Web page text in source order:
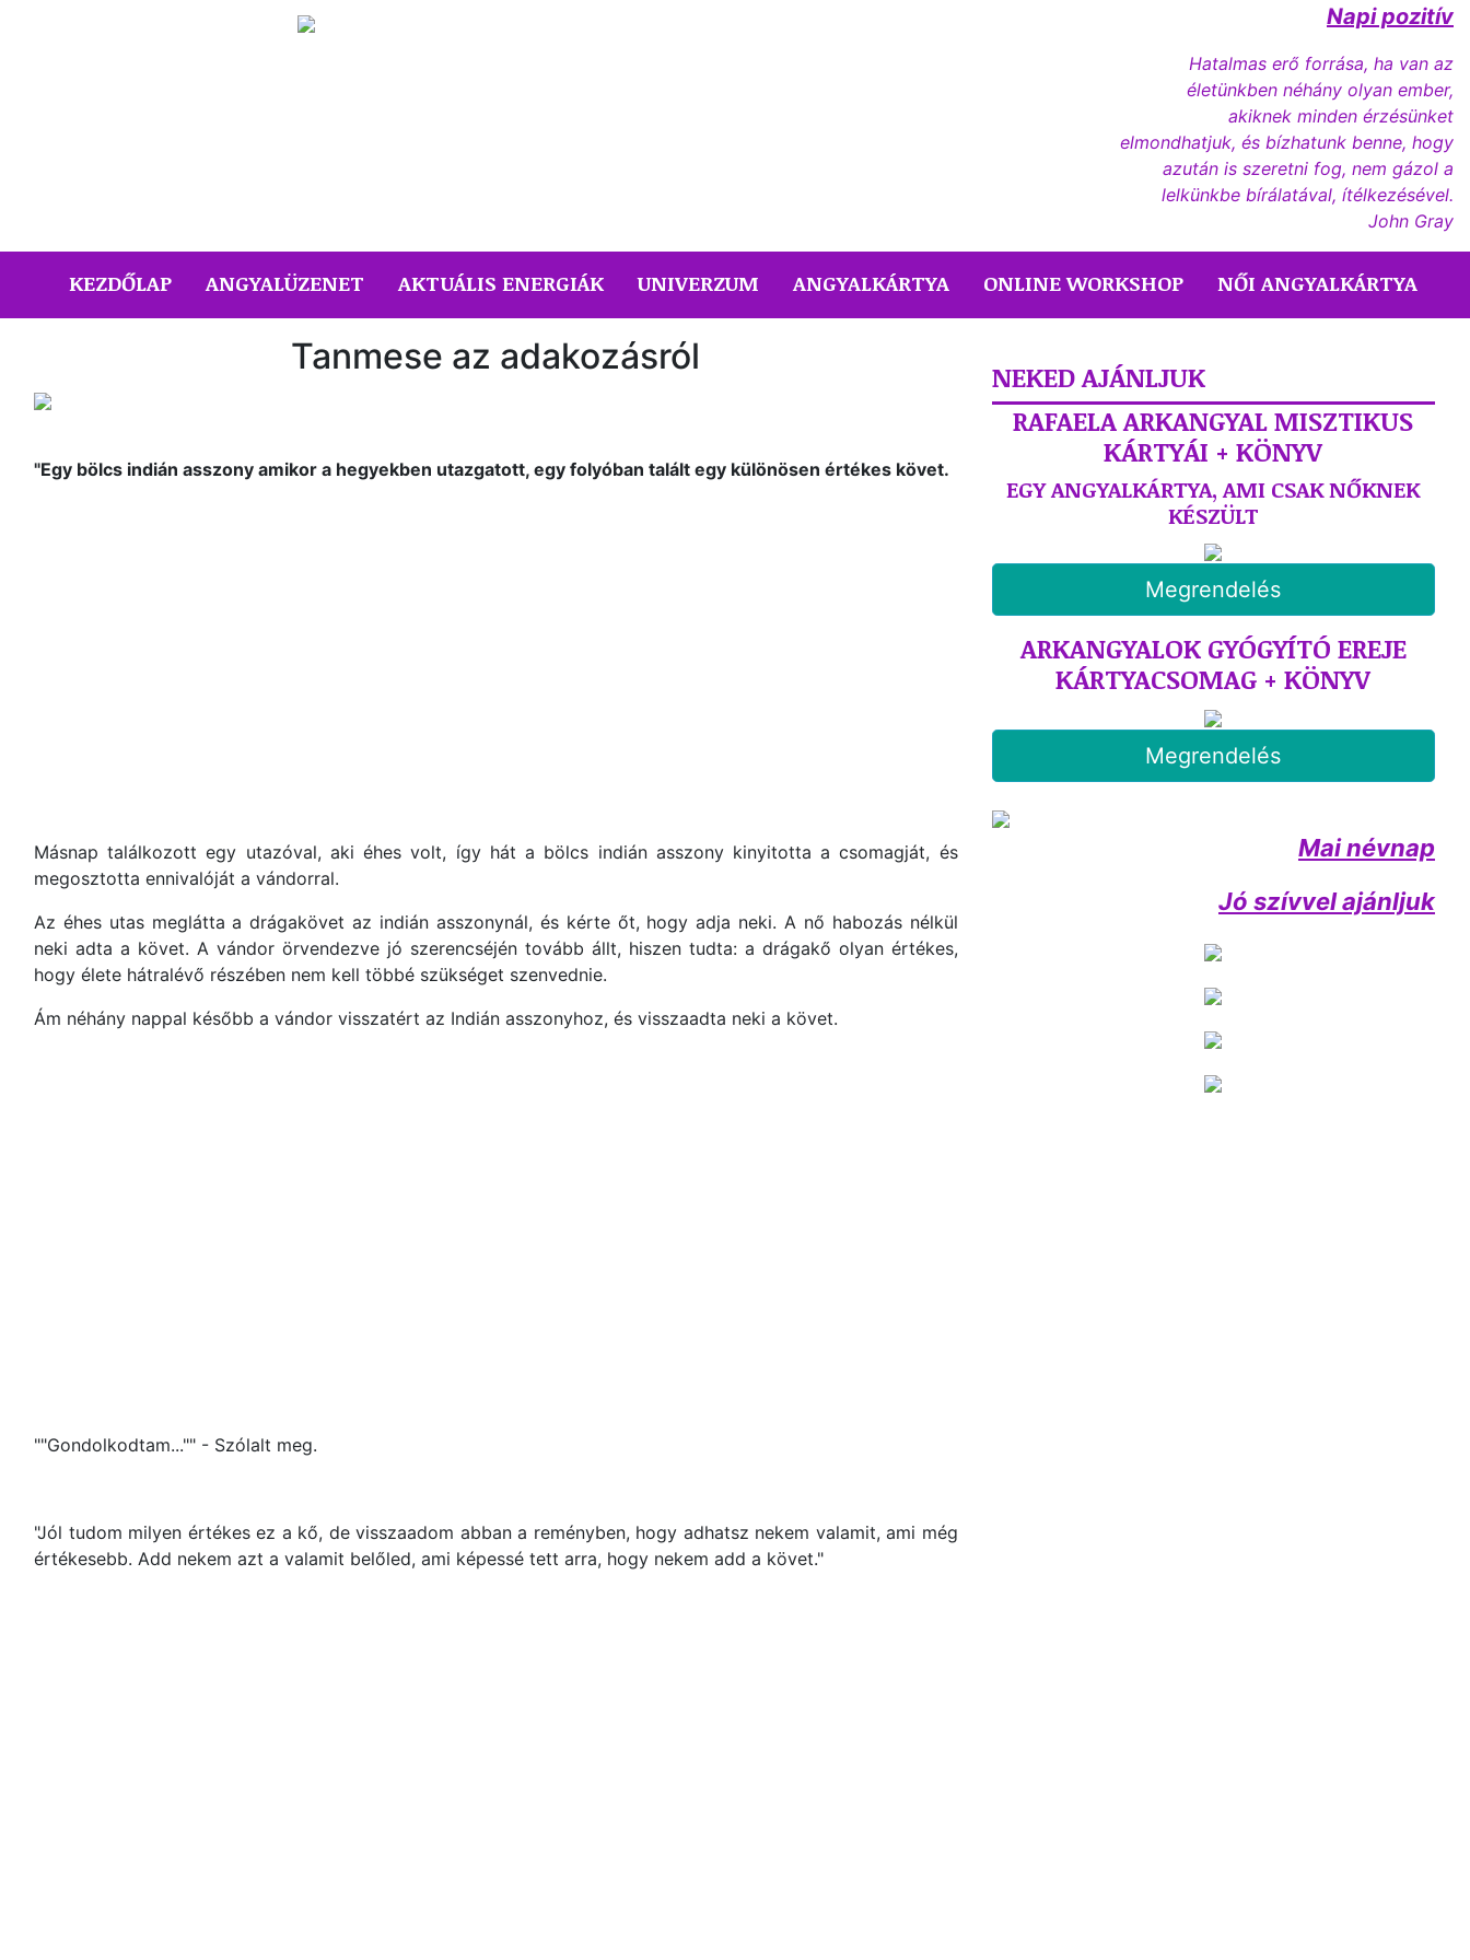
Napi pozitív
Hatalmas erő forrása, ha van az
életünkben néhány olyan ember,
akiknek minden érzésünket
elmondhatjuk, és bízhatunk benne, hogy
azután is szeretni fog, nem gázol a
lelkünkbe bírálatával, ítélkezésével.
John Gray
KEZDŐLAP(CURRENT)
ANGYALÜZENET AKTUÁLIS ENERGIÁK UNIVERZUM ANGYALKÁRTYA ONLINE WORKSHOP NŐI ANGYALKÁRTYA
Tanmese az adakozásról
"Egy bölcs indián asszony amikor a hegyekben utazgatott, egy folyóban talált egy különösen értékes követ.
Másnap találkozott egy utazóval, aki éhes volt, így hát a bölcs indián asszony kinyitotta a csomagját, és
megosztotta ennivalóját a vándorral.
Az éhes utas meglátta a drágakövet az indián asszonynál, és kérte őt, hogy adja neki. A nő habozás nélkül
neki adta a követ. A vándor örvendezve jó szerencséjén tovább állt, hiszen tudta: a drágakő olyan értékes,
hogy élete hátralévő részében nem kell többé szükséget szenvednie.
Ám néhány nappal később a vándor visszatért az Indián asszonyhoz, és visszaadta neki a követ.
""Gondolkodtam..."" - Szólalt meg.
"Jól tudom milyen értékes ez a kő, de visszaadom abban a reményben, hogy adhatsz nekem valamit, ami még
értékesebb. Add nekem azt a valamit belőled, ami képessé tett arra, hogy nekem add a követ."
NEKED AJÁNLJUK
RAFAELA ARKANGYAL MISZTIKUS
KÁRTYÁI + KÖNYV
EGY ANGYALKÁRTYA, AMI CSAK NŐKNEK
KÉSZÜLT
Megrendelés
ARKANGYALOK GYÓGYÍTÓ EREJE
KÁRTYACSOMAG + KÖNYV
Megrendelés
Mai névnap
Jó szívvel ajánljuk